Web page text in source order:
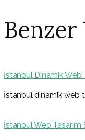
Benzer
İstanbul Dinamik Web
İstanbul dinamik web
İstanbul Web Tasarım
Yazı